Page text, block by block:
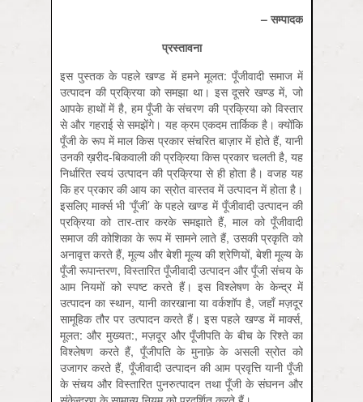
–सम्पादक
प्रस्तावना
इस पुस्तक के पहले खण्ड में हमने मूलत: पूँजीवादी समाज में
उत्पादन की प्रक्रिया को समझा था। इस दूसरे खण्ड में, जो
आपके हाथों में है, हम पूँजी के संचरण की प्रक्रिया को विस्तार
से और गहराई से समझेंगे। यह क्रम एकदम तार्किक है। क्योंकि
पूँजी के रूप में माल किस प्रकार संचरित बाज़ार में होते हैं, यानी
उनकी ख़रीद-बिकवाली की प्रक्रिया किस प्रकार चलती है, यह
निर्धारित स्वयं उत्पादन की प्रक्रिया से ही होता है। वजह यह
कि हर प्रकार की आय का स्रोत वास्तव में उत्पादन में होता है।
इसलिए मार्क्स भी ‘पूँजी’ के पहले खण्ड में पूँजीवादी उत्पादन की
प्रक्रिया को तार-तार करके समझाते हैं, माल को पूँजीवादी
समाज की कोशिका के रूप में सामने लाते हैं, उसकी प्रकृति को
अनावृत्त करते हैं, मूल्य और बेशी मूल्य की श्रेणियों, बेशी मूल्य के
पूँजी रूपान्तरण, विस्तारित पूँजीवादी उत्पादन और पूँजी संचय के
आम नियमों को स्पष्ट करते हैं। इस विश्लेषण के केन्द्र में
उत्पादन का स्थान, यानी कारखाना या वर्कशॉप है, जहाँ मज़दूर
सामूहिक तौर पर उत्पादन करते हैं। इस पहले खण्ड में मार्क्स,
मूलत: और मुख्यत:, मज़दूर और पूँजीपति के बीच के रिश्ते का
विश्लेषण करते हैं, पूँजीपति के मुनाफ़े के असली स्रोत को
उजागर करते हैं, पूँजीवादी उत्पादन की आम प्रवृत्ति यानी पूँजी
के संचय और विस्तारित पुनरुत्पादन तथा पूँजी के संघनन और